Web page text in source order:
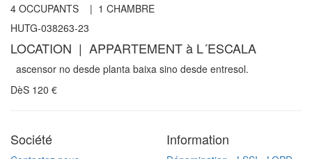
4 OCCUPANTS | 1 CHAMBRE
HUTG-038263-23
LOCATION | APPARTEMENT à L´ESCALA
ascensor no desde planta baixa sino desde entresol.
DèS 120 €
Société Information